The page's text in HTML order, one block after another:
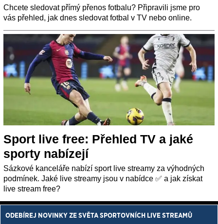
Chcete sledovat přímý přenos fotbalu? Připravili jsme pro
vás přehled, jak dnes sledovat fotbal v TV nebo online.
Sport live free: Přehled TV a jaké
sporty nabízejí
Sázkové kanceláře nabízí sport live streamy za výhodných
podmínek. Jaké live streamy jsou v nabídce ✅ a jak získat
live stream free?
ODEBÍREJ NOVINKY ZE SVĚTA SPORTOVNÍCH LIVE STREAMŮ